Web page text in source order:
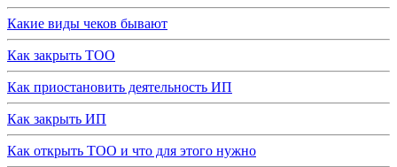
Какие виды чеков бывают
Как закрыть ТОО
Как приостановить деятельность ИП
Как закрыть ИП
Как открыть ТОО и что для этого нужно